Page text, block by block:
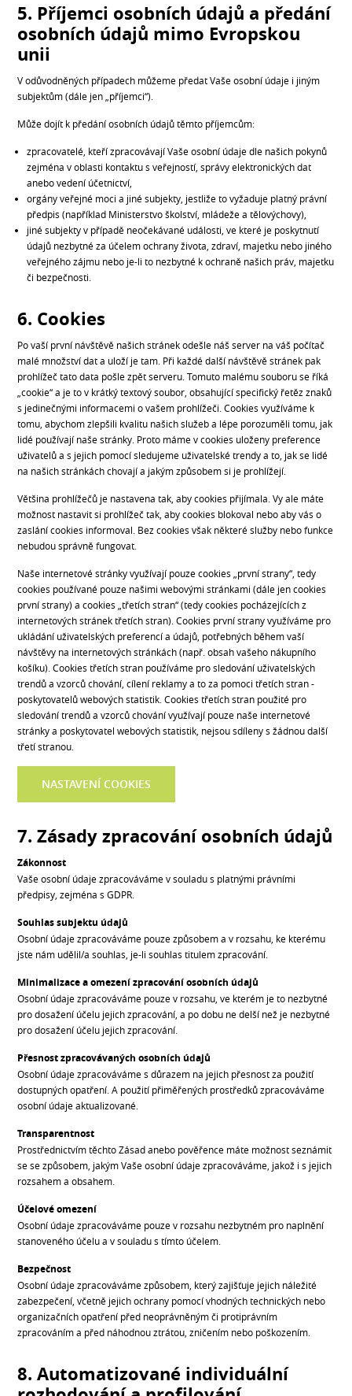
5. Příjemci osobních údajů a předání
osobních údajů mimo Evropskou
unii
V odůvodněných případech můžeme předat Vaše osobní údaje i jiným
subjektům (dále jen „příjemci“).
Může dojít k předání osobních údajů těmto příjemcům:
zpracovatelé, kteří zpracovávají Vaše osobní údaje dle našich pokynů
zejména v oblasti kontaktu s veřejností, správy elektronických dat
anebo vedení účetnictví,
orgány veřejné moci a jiné subjekty, jestliže to vyžaduje platný právní
předpis (například Ministerstvo školství, mládeže a tělovýchovy),
jiné subjekty v případě neočekávané události, ve které je poskytnutí
údajů nezbytné za účelem ochrany života, zdraví, majetku nebo jiného
veřejného zájmu nebo je-li to nezbytné k ochraně našich práv, majetku
či bezpečnosti.
6. Cookies
Po vaší první návštěvě našich stránek odešle náš server na váš počítač
malé množství dat a uloží je tam. Při každé další návštěvě stránek pak
prohlížeč tato data pošle zpět serveru. Tomuto malému souboru se říká
„cookie“ a je to v krátký textový soubor, obsahující specifický řetěz znaků
s jedinečnými informacemi o vašem prohlížeči. Cookies využíváme k
tomu, abychom zlepšili kvalitu našich služeb a lépe porozuměli tomu, jak
lidé používají naše stránky. Proto máme v cookies uloženy preference
uživatelů a s jejich pomocí sledujeme uživatelské trendy a to, jak se lidé
na našich stránkách chovají a jakým způsobem si je prohlížejí.
Většina prohlížečů je nastavena tak, aby cookies přijímala. Vy ale máte
možnost nastavit si prohlížeč tak, aby cookies blokoval nebo aby vás o
zaslání cookies informoval. Bez cookies však některé služby nebo funkce
nebudou správně fungovat.
Naše internetové stránky využívají pouze cookies „první strany“, tedy
cookies používané pouze našimi webovými stránkami (dále jen cookies
první strany) a cookies „třetích stran“ (tedy cookies pocházejících z
internetových stránek třetích stran). Cookies první strany využíváme pro
ukládání uživatelských preferencí a údajů, potřebných během vaší
návštěvy na internetových stránkách (např. obsah vašeho nákupního
košíku). Cookies třetích stran používáme pro sledování uživatelských
trendů a vzorců chování, cílení reklamy a to za pomoci třetích stran -
poskytovatelů webových statistik. Cookies třetích stran použité pro
sledování trendů a vzorců chování využívají pouze naše internetové
stránky a poskytovatel webových statistik, nejsou sdíleny s žádnou další
třetí stranou.
NASTAVENÍ COOKIES
7. Zásady zpracování osobních údajů
Zákonnost
Vaše osobní údaje zpracováváme v souladu s platnými právními
předpisy, zejména s GDPR.
Souhlas subjektu údajů
Osobní údaje zpracováváme pouze způsobem a v rozsahu, ke kterému
jste nám udělil/a souhlas, je-li souhlas titulem zpracování.
Minimalizace a omezení zpracování osobních údajů
Osobní údaje zpracováváme pouze v rozsahu, ve kterém je to nezbytné
pro dosažení účelu jejich zpracování, a po dobu ne delší než je nezbytné
pro dosažení účelu jejich zpracování.
Přesnost zpracovávaných osobních údajů
Osobní údaje zpracováváme s důrazem na jejich přesnost za použití
dostupných opatření. A použití přiměřených prostředků zpracováváme
osobní údaje aktualizované.
Transparentnost
Prostřednictvím těchto Zásad anebo pověřence máte možnost seznámit
se se způsobem, jakým Vaše osobní údaje zpracováváme, jakož i s jejich
rozsahem a obsahem.
Účelové omezení
Osobní údaje zpracováváme pouze v rozsahu nezbytném pro naplnění
stanoveného účelu a v souladu s tímto účelem.
Bezpečnost
Osobní údaje zpracováváme způsobem, který zajišťuje jejich náležité
zabezpečení, včetně jejich ochrany pomocí vhodných technických nebo
organizačních opatření před neoprávněným či protiprávním
zpracováním a před náhodnou ztrátou, zničením nebo poškozením.
8. Automatizované individuální